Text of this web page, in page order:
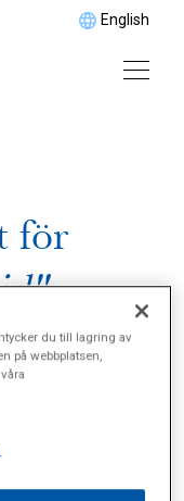
English
för
du till lagring av
på webbplatsen,